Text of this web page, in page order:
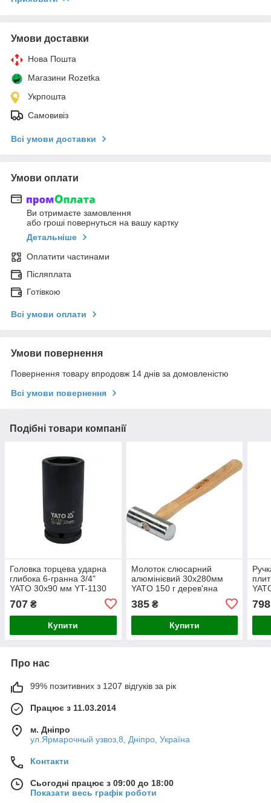
Умови доставки
Нова Пошта
Магазини Rozetka
Укрпошта
Самовивіз
Всі умови доставки
Умови оплати
Ви отримаєте замовлення
або гроші повернуться на вашу картку
Детальніше
Оплатити частинами
Післяплата
Готівкою
Всі умови оплати
Умови повернення
Повернення товару впродовж 14 днів за домовленістю
Всі умови повернення
Подібні товари компанії
Головка торцева ударна
глибока 6-гранна 3/4"
YATO 30х90 мм YT-1130
707 ₴
Купити
Молоток слюсарний
алюмінієвий 30х280мм
YATO 150 г дерев'яна
385₴
Купити
798
Про нас
99% позитивних з 1207 відгуків за рік
Працює з 11.03.2014
м. Дніпро
ул.Ярмарочный узвоз,8, Дніпро, Україна
Контакти
Сьогодні працює з 09:00 до 18:00
Показати весь графік роботи